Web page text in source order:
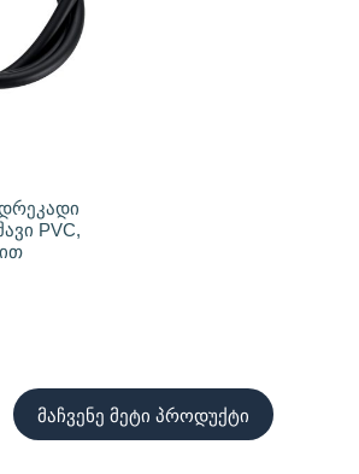
დრეკადი
PVC,
მაჩვენე მეტი პროდუქტი